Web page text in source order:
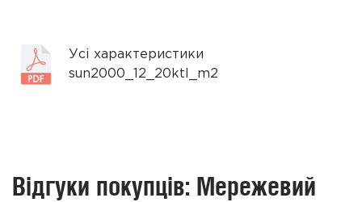
Усі характеристики
sun2000_12_20ktl_m2
Відгуки покупців: Мережевий